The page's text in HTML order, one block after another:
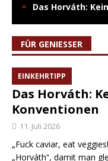
Das Horváth:
FÜR GENIESSER
EINKEHRTIPP
Das Horváth:
Konventionen
11. Juli 2026
„Fuck caviar, eat
„Horváth“, damit man